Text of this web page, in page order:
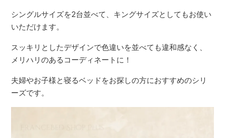
シングルサイズを2台並べて、キングサイズとしてもお使い
いただけます。
スッキリとしたデザインで色違いを並べても違和感なく、
メリハリのあるコーディネートに！
夫婦やお子様と寝るベッドをお探しの方におすすめのシリ
ーズです。